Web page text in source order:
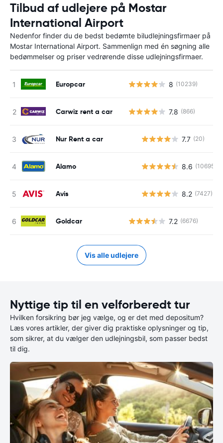
Tilbud af udlejere på Mostar
International Airport
Nedenfor finder du de bedst bedømte biludlejningsfirmaer på
Mostar International Airport. Sammenlign med én søgning alle
bedømmelser og priser vedrørende disse udlejningsfirmaer.
Europcar 8 (10239)
Carwiz rent a car 7.8 (866)
Nur Rent a car 7.7 (20)
Alamo 8.6 (10695)
Avis 8.2 (7427)
Goldcar 7.2 (6676)
Vis alle udlejere
Nyttige tip til en velforberedt tur
Hvilken forsikring bør jeg vælge, og er det med depositum?
Læs vores artikler, der giver dig praktiske oplysninger og tip,
som sikrer, at du vælger den udlejningsbil, som passer bedst
til dig.